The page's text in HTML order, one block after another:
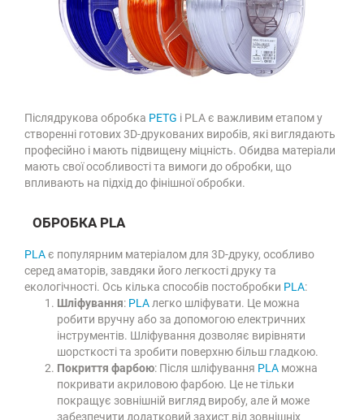
Післядрукова обробка PETG і PLA є важливим етапом у
створенні готових 3D-друкованих виробів, які виглядають
професійно і мають підвищену міцність. Обидва матеріали
мають свої особливості та вимоги до обробки, що
впливають на підхід до фінішної обробки.
ОБРОБКА PLA
PLAє популярним матеріалом для 3D-друку, особливо
серед аматорів, завдяки його легкості друку та
екологічності. Ось кілька способів постобробки PLA:
Шліфування: PLA легко шліфувати. Це можна
робити вручну або за допомогою електричних
інструментів. Шліфування дозволяє вирівняти
шорсткості та зробити поверхню більш гладкою.
Покриття фарбою: Після шліфування PLA можна
покривати акриловою фарбою. Це не тільки
покращує зовнішній вигляд виробу, але й може
забезпечити додатковий захист від зовнішніх